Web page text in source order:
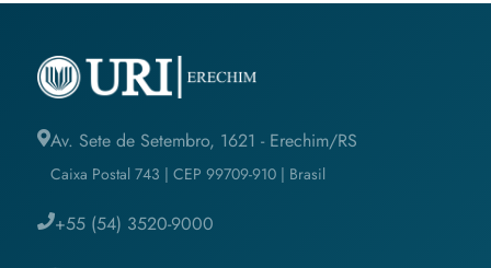
Av. Sete de Setembro, 1621 - Erechim/RS
Caixa Postal 743 | CEP 99709-910 | Brasil
+55 (54) 3520-9000